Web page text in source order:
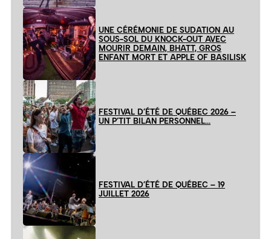
UNE CÉRÉMONIE DE SUDATION AU
SOUS-SOL DU KNOCK-OUT AVEC
MOURIR DEMAIN, BHATT, GROS
ENFANT MORT ET APPLE OF BASILISK
FESTIVAL D’ÉTÉ DE QUÉBEC 2026 –
UN P’TIT BILAN PERSONNEL…
FESTIVAL D’ÉTÉ DE QUÉBEC – 19
JUILLET 2026